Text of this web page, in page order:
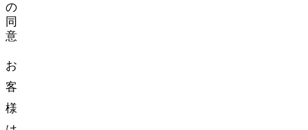
の
同
意
お
客
様